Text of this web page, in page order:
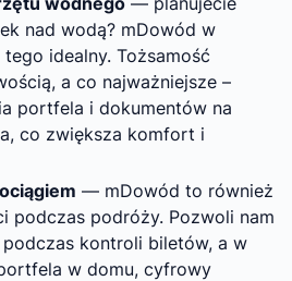
nad wodą? mDowód w
idealny. Tożsamość
a co najważniejsze –
portfela i dokumentów na
co zwiększa komfort i
— mDowód to również
podczas podróży. Pozwoli nam
kontroli biletów, a w
w domu, cyfrowy